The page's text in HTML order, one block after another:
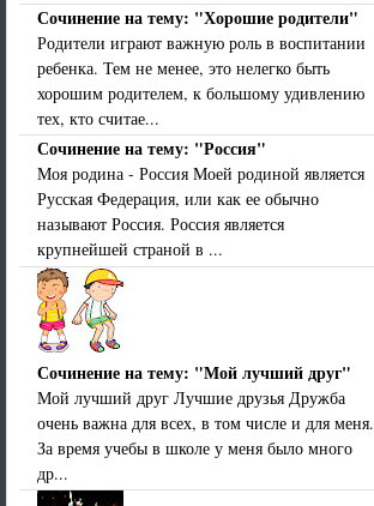
Сочинение на тему: "Хорошие родители"
Родители играют важную роль в воспитании
ребенка. Тем не менее, это нелегко быть
хорошим родителем, к большому удивлению
тех, кто считае...
Сочинение на тему: "Россия"
Моя родина - Россия Моей родиной является
Русская Федерация, или как ее обычно
называют Россия. Россия является
крупнейшей страной в ...
Сочинение на тему: "Мой лучший друг"
Мой лучший друг Лучшие друзья Дружба
очень важна для всех, в том числе и для меня.
За время учебы в школе у меня было много
др...